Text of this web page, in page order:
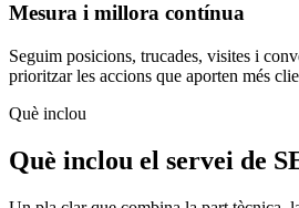
Mesura i millora contínua
Seguim posicions, trucades, visites i
prioritzar les accions que aporten més
Què inclou
Què inclou el servei de